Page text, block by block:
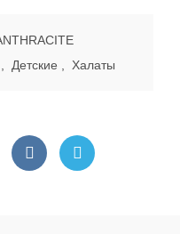
Детские Халаты